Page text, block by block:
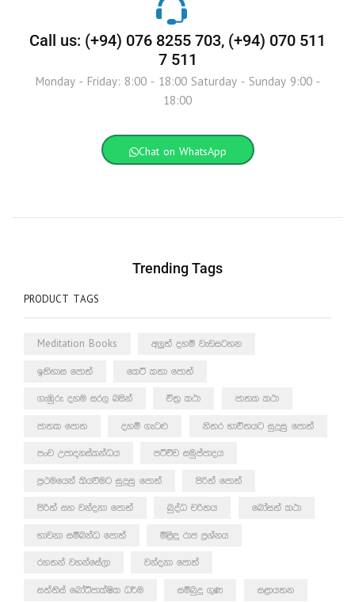
Call us: (+94) 076 8255 703, (+94) 070 511
7 511
Monday - Friday: 8:00 - 18:00 Saturday - Sunday 9:00 -
18:00
Chat on WhatsApp
Trending Tags
PRODUCT TAGS
Meditation Books අලුත් දහම් වැඩසටහන
ඉතිහාස පොත් කෙටි කතා පොත්
ගැඹුරු දහම සරල බසින් චිත්‍ර කථා ජාතක කථා
ජාතක පොත දහම් ගැටළු නිතර භාවිතයට සුදුසු පොත්
පංච උපාදානස්කන්ධය පටිච්ච සමුප්පාදය
ප්‍රථමයෙන් කියවීමට සුදුසු පොත් පිරිත් පොත්
පිරිත් සහ වන්දනා පොත් බුද්ධ චරිතය බෝසත් කථා
භාවනා සම්බන්ධ පොත් මිළිඳු රාජ ප්‍රශ්නය
රහතන් වහන්සේලා වන්දනා පොත්
සත්තිස් බෝධිපාක්ෂික ධර්ම සම්බුදු ගුණ සළායතන